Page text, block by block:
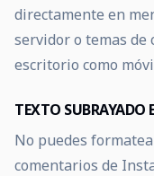
directamente en
servidor o temas de
escritorio como
TEXTO SUBRAYADO
No puedes
comentarios de